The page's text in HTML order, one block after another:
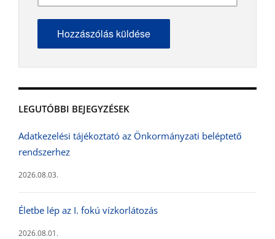
LEGUTÓBBI BEJEGYZÉSEK
Adatkezelési tájékoztató az Önkormányzati beléptető
rendszerhez
2026.08.03.
Életbe lép az I. fokú vízkorlátozás
2026.08.01.